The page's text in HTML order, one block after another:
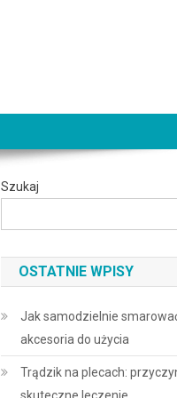
Szukaj
OSTATNIE WPISY
Jak samodzielnie
akcesoria do użycia
Trądzik na plecach: